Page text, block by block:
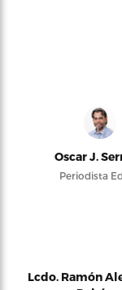
Oscar J.
Periodista
Lcdo. Ramón